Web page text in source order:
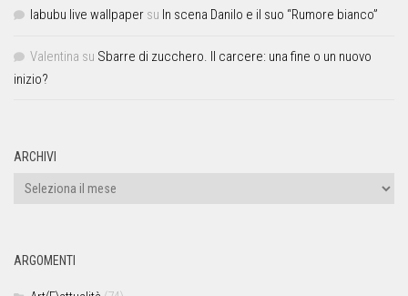
labubu live wallpaper su In scena Danilo e il suo “Rumore bianco”
Valentina su Sbarre di zucchero. Il carcere: una fine o un nuovo
inizio?
ARCHIVI
ARGOMENTI